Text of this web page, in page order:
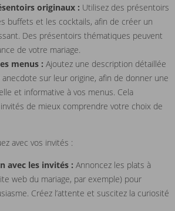
originaux : Utilisez des présentoirs
buffets et les cocktails, afin de créer un
Des présentoirs thématiques peuvent
de votre mariage.
menus : Ajoutez une description détaillée
sur leur origine, afin de donner une
et informative à vos menus. Cela
de mieux comprendre votre choix de
avec vos invités :
avec les invités : Annoncez les plats à
web du mariage, par exemple) pour
Créez l’attente et suscitez la curiosité